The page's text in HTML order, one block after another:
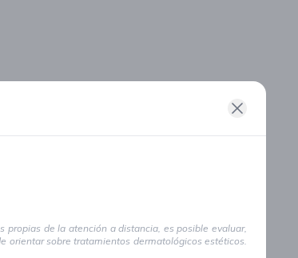
de la atención a distancia, es posible evaluar,
orientar sobre tratamientos dermatológicos estéticos.